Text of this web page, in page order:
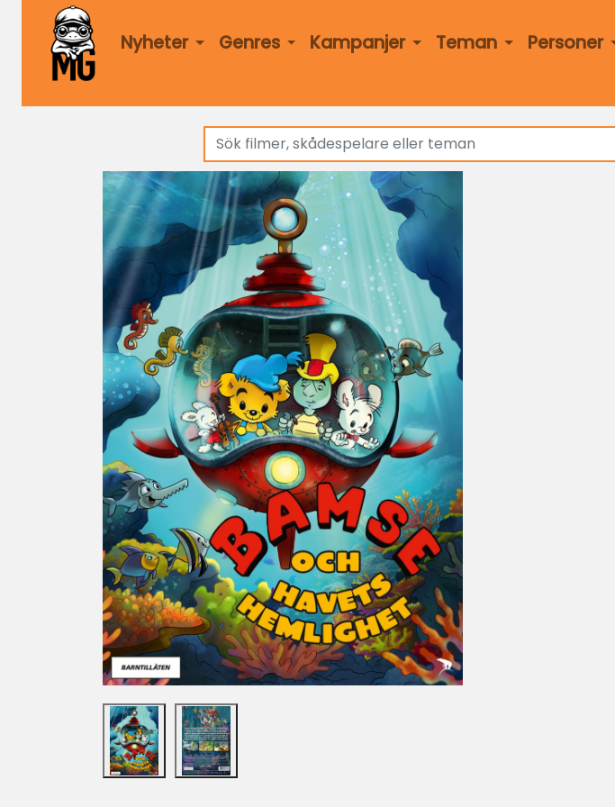
Nyheter Genres Kampanjer Teman Personer